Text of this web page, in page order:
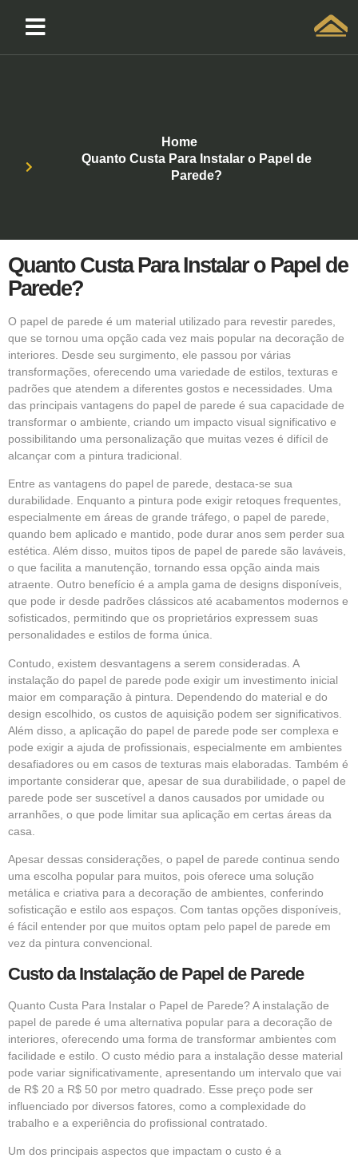
Home
Quanto Custa Para Instalar o Papel de
Parede?
Quanto Custa Para Instalar o Papel de
Parede?
O papel de parede é um material utilizado para revestir paredes,
que se tornou uma opção cada vez mais popular na decoração de
interiores. Desde seu surgimento, ele passou por várias
transformações, oferecendo uma variedade de estilos, texturas e
padrões que atendem a diferentes gostos e necessidades. Uma
das principais vantagens do papel de parede é sua capacidade de
transformar o ambiente, criando um impacto visual significativo e
possibilitando uma personalização que muitas vezes é difícil de
alcançar com a pintura tradicional.
Entre as vantagens do papel de parede, destaca-se sua
durabilidade. Enquanto a pintura pode exigir retoques frequentes,
especialmente em áreas de grande tráfego, o papel de parede,
quando bem aplicado e mantido, pode durar anos sem perder sua
estética. Além disso, muitos tipos de papel de parede são laváveis,
o que facilita a manutenção, tornando essa opção ainda mais
atraente. Outro benefício é a ampla gama de designs disponíveis,
que pode ir desde padrões clássicos até acabamentos modernos e
sofisticados, permitindo que os proprietários expressem suas
personalidades e estilos de forma única.
Contudo, existem desvantagens a serem consideradas. A
instalação do papel de parede pode exigir um investimento inicial
maior em comparação à pintura. Dependendo do material e do
design escolhido, os custos de aquisição podem ser significativos.
Além disso, a aplicação do papel de parede pode ser complexa e
pode exigir a ajuda de profissionais, especialmente em ambientes
desafiadores ou em casos de texturas mais elaboradas. Também é
importante considerar que, apesar de sua durabilidade, o papel de
parede pode ser suscetível a danos causados por umidade ou
arranhões, o que pode limitar sua aplicação em certas áreas da
casa.
Apesar dessas considerações, o papel de parede continua sendo
uma escolha popular para muitos, pois oferece uma solução
metálica e criativa para a decoração de ambientes, conferindo
sofisticação e estilo aos espaços. Com tantas opções disponíveis,
é fácil entender por que muitos optam pelo papel de parede em
vez da pintura convencional.
Custo da Instalação de Papel de Parede
Quanto Custa Para Instalar o Papel de Parede? A instalação de
papel de parede é uma alternativa popular para a decoração de
interiores, oferecendo uma forma de transformar ambientes com
facilidade e estilo. O custo médio para a instalação desse material
pode variar significativamente, apresentando um intervalo que vai
de R$ 20 a R$ 50 por metro quadrado. Esse preço pode ser
influenciado por diversos fatores, como a complexidade do
trabalho e a experiência do profissional contratado.
Um dos principais aspectos que impactam o custo é a